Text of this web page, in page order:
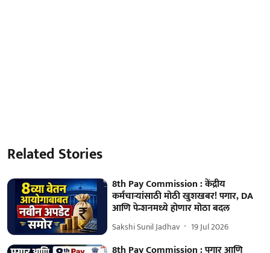
Related Stories
8th Pay Commission : केंद्रीय
कर्मचाऱ्यांसाठी मोठी खुशखबर! पगार, DA
आणि पेन्शनमध्ये होणार मोठा बदल
Sakshi Sunil Jadhav 19 Jul 2026